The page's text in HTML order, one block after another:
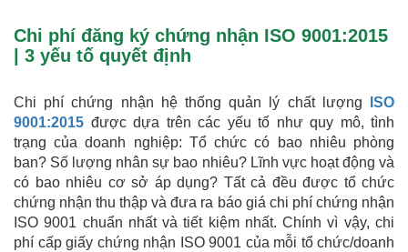
Chi phí đăng ký chứng nhận ISO 9001:2015
| 3 yếu tố quyết định
Chi phí chứng nhận hệ thống quản lý chất lượng
ISO
9001:2015 được dựa trên các yếu tố như quy mô, tình
trạng của doanh nghiệp: Tổ chức có bao nhiêu phòng
ban? Số lượng nhân sự bao nhiêu? Lĩnh vực hoạt động và
có bao nhiêu cơ sở áp dụng? Tất cả đều được tổ chức
chứng nhận thu thập và đưa ra báo giá chi phí chứng nhận
ISO 9001 chuẩn nhất và tiết kiệm nhất. Chính vì vậy, chi
phí cấp giấy chứng nhận ISO 9001 của mỗi tổ chức/doanh